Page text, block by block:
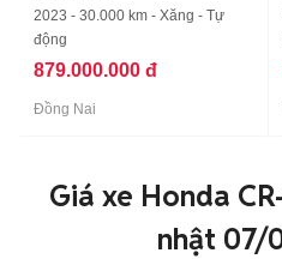
2023 - 30.000 km - Xăng - Tự
động
879.000.000 đ
Đồng Nai
Giá xe Honda
nhật 07/